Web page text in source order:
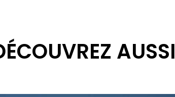
AUSSI